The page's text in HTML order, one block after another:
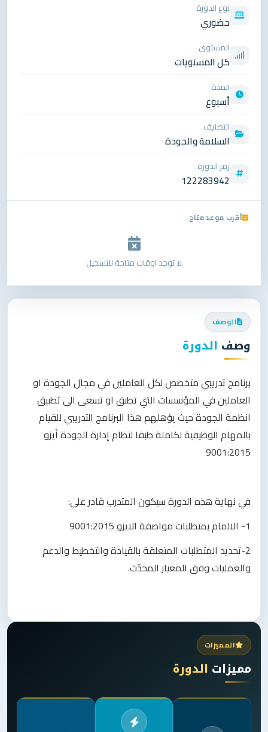
الوصف
وصف الدورة
برنامج تدريبي متخصص لكل العاملين في مجال الجودة او
العاملين في المؤسسات التي تطبق او تسعى الى تطبيق
انظمة الجودة حيث يؤهلهم هذا البرنامج التدريبي للقيام
بالمهام الوظيفية لكاملة طبقا لنظام إدارة الجودة أيزو
9001:2015
في نهاية هذه الدورة سيكون المتدرب قادر على:
1- الالمام بمتطلبات مواصفة الايزو 9001:2015
2-تحديد المتطلبات المتعلقة بالقيادة والتخطيط والدعم
والعمليات وفق المعيار المحدّث.
المميزات
مميزات الدورة
نوع الدورة
حضوري
المستوى
كل المستويات
المدة
أسبوع
التصنيف
السلامة والجودة
رمز الدورة
122283942
أقرب موعد متاح
لا توجد اوقات متاحة للتسجيل